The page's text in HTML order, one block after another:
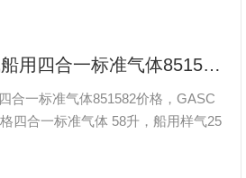
美国gasco标气船用四合一标准气体851582
合一标准气体851582价格，GASC
四合一标准气体 58升，船用样气25
2.5%（50%LEL） CH4/12% O2/N2
一气体检测仪，25ppm H2S/100pp